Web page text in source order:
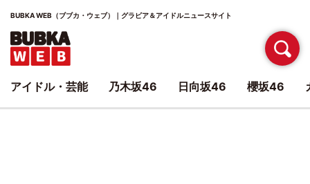
BUBKA WEB（ブブカ・ウェブ）｜グラビア＆アイドルニュースサイト
アイドル・芸能 乃木坂46 日向坂46 櫻坂46